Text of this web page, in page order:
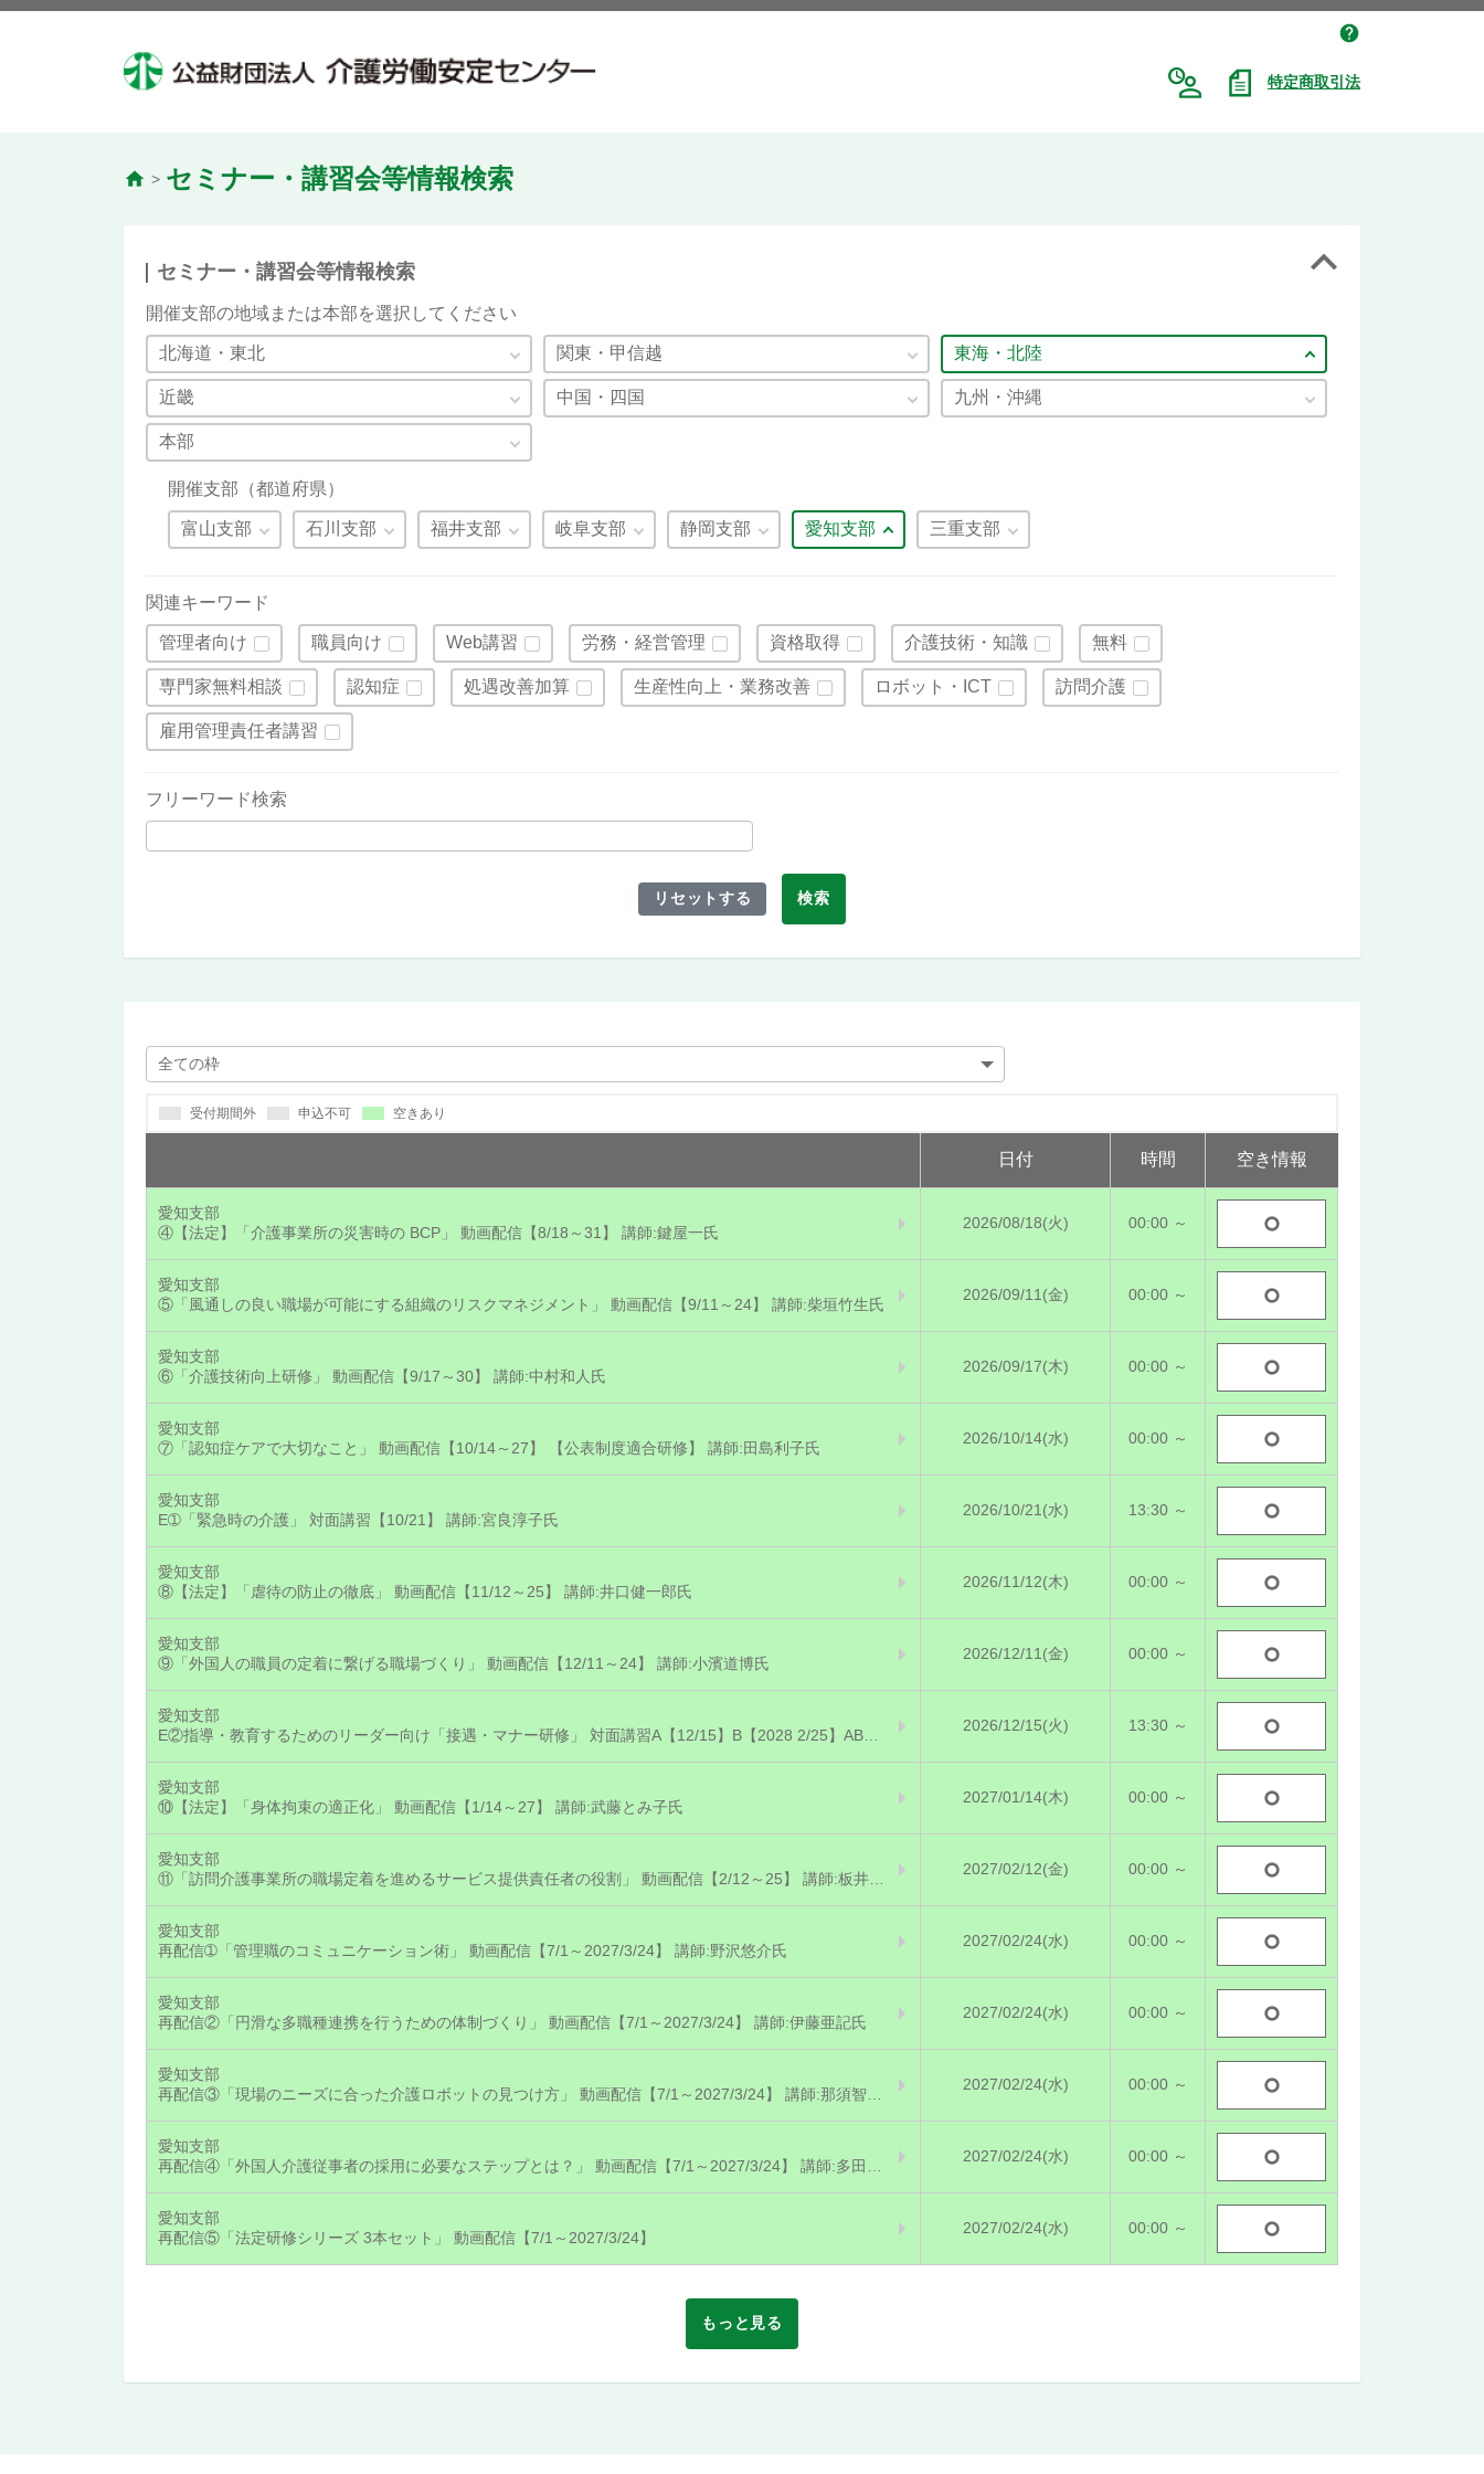
特定商取引法
> セミナー・講習会等情報検索
セミナー・講習会等情報検索
開催支部の地域または本部を選択してください
北海道・東北 関東・甲信越 東海・北陸
近畿 中国・四国 九州・沖縄
本部
開催支部（都道府県）
富山支部 石川支部 福井支部 岐阜支部 静岡支部 愛知支部 三重支部
関連キーワード
管理者向け 職員向け Web講習 労務・経営管理 資格取得 介護技術・知識 無料
専門家無料相談 認知症 処遇改善加算 生産性向上・業務改善 ロボット・ICT 訪問介護
雇用管理責任者講習
フリーワード検索
リセットする 検索
受付期間外 申込不可 空きあり
日付 時間 空き情報
愛知支部
④【法定】「介護事業所の災害時の BCP」 動画配信【8/18～31】 講師:鍵屋一氏
2026/08/18(火) 00:00 ～
愛知支部
⑤「風通しの良い職場が可能にする組織のリスクマネジメント」 動画配信【9/11～24】 講師:柴垣竹生氏
2026/09/11(金) 00:00 ～
愛知支部
⑥「介護技術向上研修」 動画配信【9/17～30】 講師:中村和人氏
2026/09/17(木) 00:00 ～
愛知支部
⑦「認知症ケアで大切なこと」 動画配信【10/14～27】 【公表制度適合研修】 講師:田島利子氏
2026/10/14(水) 00:00 ～
愛知支部
E➀「緊急時の介護」 対面講習【10/21】 講師:宮良淳子氏
2026/10/21(水) 13:30 ～
愛知支部
⑧【法定】「虐待の防止の徹底」 動画配信【11/12～25】 講師:井口健一郎氏
2026/11/12(木) 00:00 ～
愛知支部
⑨「外国人の職員の定着に繋げる職場づくり」 動画配信【12/11～24】 講師:小濱道博氏
2026/12/11(金) 00:00 ～
愛知支部
2026/12/15(火) 13:30 ～
愛知支部
⑩【法定】「身体拘束の適正化」 動画配信【1/14～27】 講師:武藤とみ子氏
2027/01/14(木) 00:00 ～
愛知支部
2027/02/12(金) 00:00 ～
愛知支部
再配信➀「管理職のコミュニケーション術」 動画配信【7/1～2027/3/24】 講師:野沢悠介氏
2027/02/24(水) 00:00 ～
愛知支部
再配信②「円滑な多職種連携を行うための体制づくり」 動画配信【7/1～2027/3/24】 講師:伊藤亜記氏
2027/02/24(水) 00:00 ～
愛知支部
2027/02/24(水) 00:00 ～
愛知支部
2027/02/24(水) 00:00 ～
愛知支部
再配信⑤「法定研修シリーズ 3本セット」 動画配信【7/1～2027/3/24】
2027/02/24(水) 00:00 ～
もっと見る